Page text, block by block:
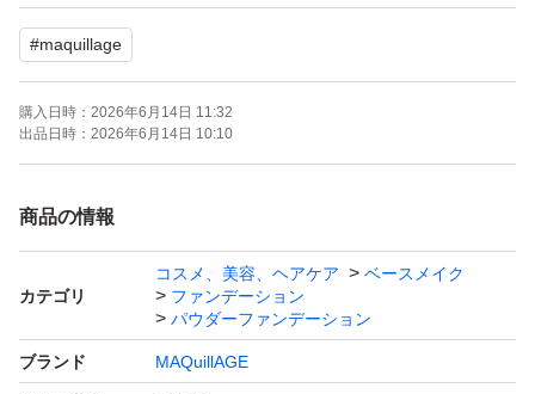
#maquillage
購入日時： 2026年6月14日 11:32
出品日時： 2026年6月14日 10:10
商品の情報
カテゴリ
コスメ、美容、ヘアケア
ベースメイク
ファンデーション
パウダーファンデーション
ブランド MAQuillAGE